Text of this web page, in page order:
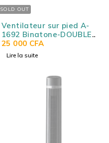
SOLD OUT
Ventilateur sur pied A-
1692 Binatone-DOUBLE
HELICE
25 000 CFA
Lire la suite